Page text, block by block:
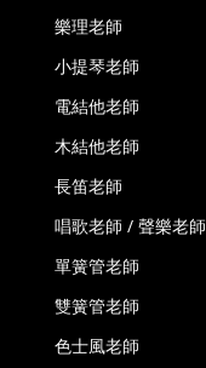
樂理老師
小提琴老師
電結他老師
木結他老師
長笛老師
唱歌老師 / 聲樂老師
單簧管老師
雙簧管老師
色士風老師